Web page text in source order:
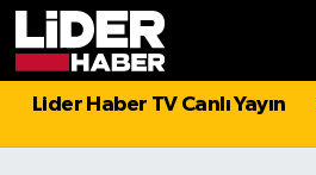
Lider Haber TV Canlı Yayın
Politika
Hava Durumu